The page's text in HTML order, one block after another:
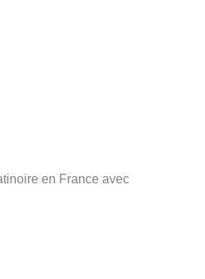
en France avec